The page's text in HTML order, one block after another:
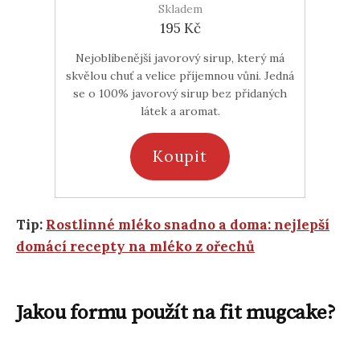
Skladem
195 Kč
Nejoblíbenější javorový sirup, který má
skvělou chuť a velice příjemnou vůni. Jedná
se o 100% javorový sirup bez přidaných
látek a aromat.
Koupit
Tip: Rostlinné mléko snadno a doma: nejlepší
domácí recepty na mléko z ořechů
Jakou formu použít na fit mugcake?